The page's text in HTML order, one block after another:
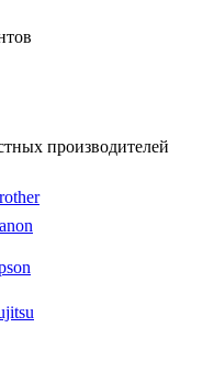
производителей